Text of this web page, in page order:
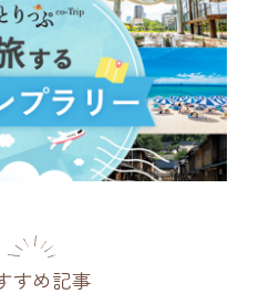
すめ記事